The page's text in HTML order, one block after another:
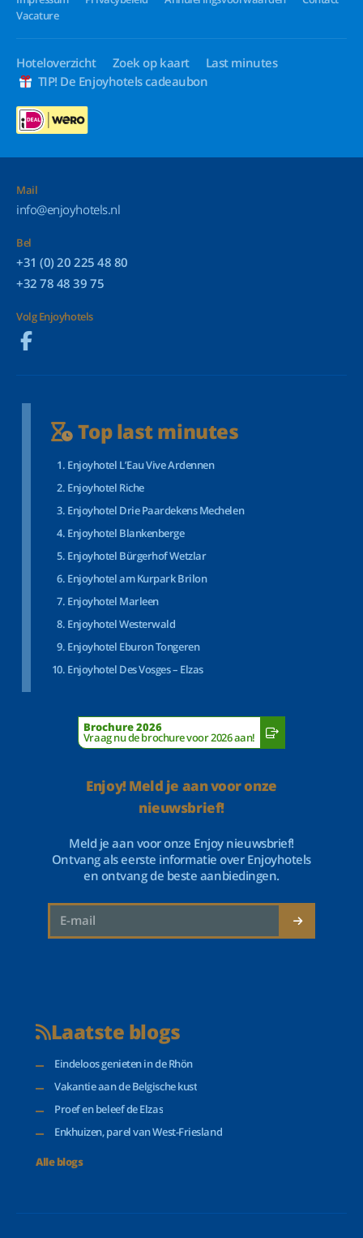
Vacature
Hoteloverzicht Zoek op kaart
Last minutes
TIP! De Enjoyhotels cadeaubon
Mail
info@enjoyhotels.nl
Bel
+31 (0) 20 225 48 80
+32 78 48 39 75
Volg Enjoyhotels
Top last minutes
Enjoyhotel L’Eau Vive Ardennen
Enjoyhotel Riche
Enjoyhotel Drie Paardekens Mechelen
Enjoyhotel Blankenberge
Enjoyhotel Bürgerhof Wetzlar
Enjoyhotel am Kurpark Brilon
Enjoyhotel Marleen
Enjoyhotel Westerwald
Enjoyhotel Eburon Tongeren
Enjoyhotel Des Vosges – Elzas
Brochure 2026
Vraag nu de brochure voor 2026 aan!
Enjoy! Meld je aan voor onze
nieuwsbrief!
Meld je aan voor onze Enjoy nieuwsbrief!
Ontvang als eerste informatie over Enjoyhotels
en ontvang de beste aanbiedingen.
Laatste blogs
Eindeloos genieten in de Rhön
Vakantie aan de Belgische kust
Proef en beleef de Elzas
Enkhuizen, parel van West-Friesland
Alle blogs